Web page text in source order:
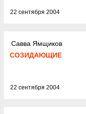
22 сентября 2004
Савва Ямщиков
СОЗИДАЮЩИЕ
22 сентября 2004